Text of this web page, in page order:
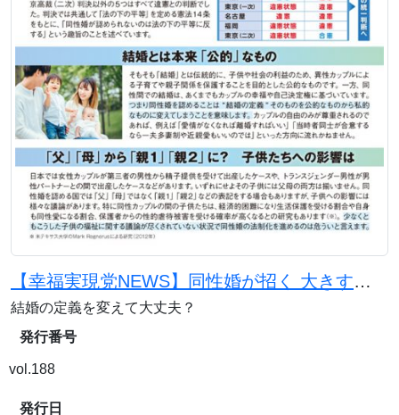
【幸福実現党NEWS】同性婚が招く 大きすぎる反作用
結婚の定義を変えて大丈夫？
発行番号
vol.188
発行日